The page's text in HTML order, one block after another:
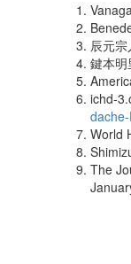
辰元
鍵本
ichd-
World
The